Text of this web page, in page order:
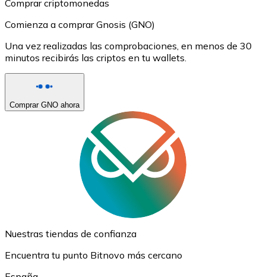
Comprar criptomonedas
Comienza a comprar Gnosis (GNO)
Una vez realizadas las comprobaciones, en menos de 30
minutos recibirás las criptos en tu wallets.
Comprar GNO ahora
Nuestras tiendas de confianza
Encuentra tu punto Bitnovo más cercano